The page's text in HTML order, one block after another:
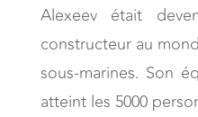
Alexeev était
constructeur au
sous-marines. Son
atteint les 5000